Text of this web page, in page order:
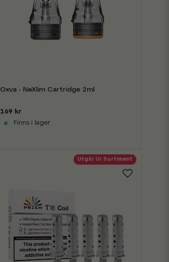
Oxva - NeXlim Cartridge 2ml
169 kr
Finns i lager
Utgår Ur Sortiment